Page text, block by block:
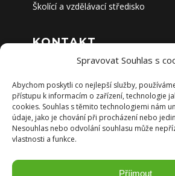
Spravovat Souhlas s
Abychom poskytli co nejlepší služby,
přístupu k informacím o zařízení, technologie
cookies. Souhlas s těmito technologiemi nám
údaje, jako je chování při procházení nebo
Nesouhlas nebo odvolání souhlasu může
vlastnosti a funkce.
Příjmout
Školící a vzdělávací středisko
KONTAKT
Sídlo společnosti:
TECHNICKÉ LABORATOŘE
Těšínská 2962/79b, 746 01 Opava
Česká republika
Pracoviště Brno
Okružní 834/29a, 638 00 Brno